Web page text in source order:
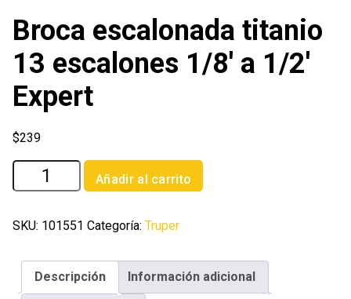
Broca escalonada titanio
13 escalones 1/8′ a 1/2′
Expert
$239
Broca
escalonada
13
1/8'
Añadir al carrito
SKU: 101551 Categoría: Truper
Descripción Información adicional